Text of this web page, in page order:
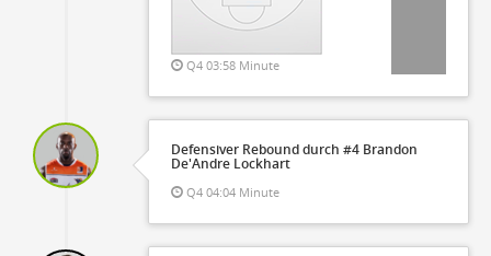
Q4 03:58 Minute
Defensiver Rebound durch #4 Brandon
De'Andre Lockhart
Q4 04:04 Minute